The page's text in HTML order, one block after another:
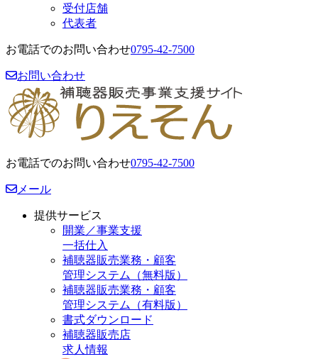
受付店舗
代表者
お電話でのお問い合わせ0795-42-7500
お問い合わせ
お電話でのお問い合わせ0795-42-7500
メール
提供サービス
開業／事業支援
一括仕入
補聴器販売業務・顧客
管理システム（無料版）
補聴器販売業務・顧客
管理システム（有料版）
書式ダウンロード
補聴器販売店
求人情報